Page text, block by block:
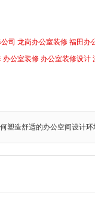
司 龙岗办公室装修 福田办
办公室装修 办公室装修设计
塑造舒适的办公空间设计环